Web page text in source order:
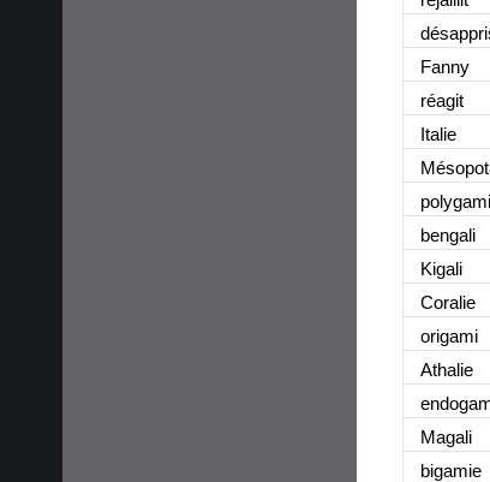
Fanny
réagit
Italie
bengali
Kigali
Coralie
origami
Athalie
Magali
bigamie